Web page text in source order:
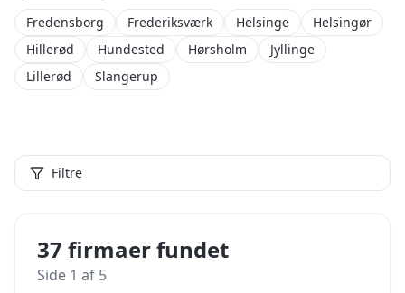
Fredensborg Frederiksværk Helsinge
Helsingør
Hillerød
Hundested Hørsholm
Jyllinge
Lillerød
Slangerup
Filtre
37 firmaer fundet
Side 1 af 5